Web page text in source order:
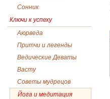
Сонник
Ключи к успеху
Аюрведа
Притчи и легенды
Ведические Деваты
Васту
Советы мудрецов
Йога и медитация